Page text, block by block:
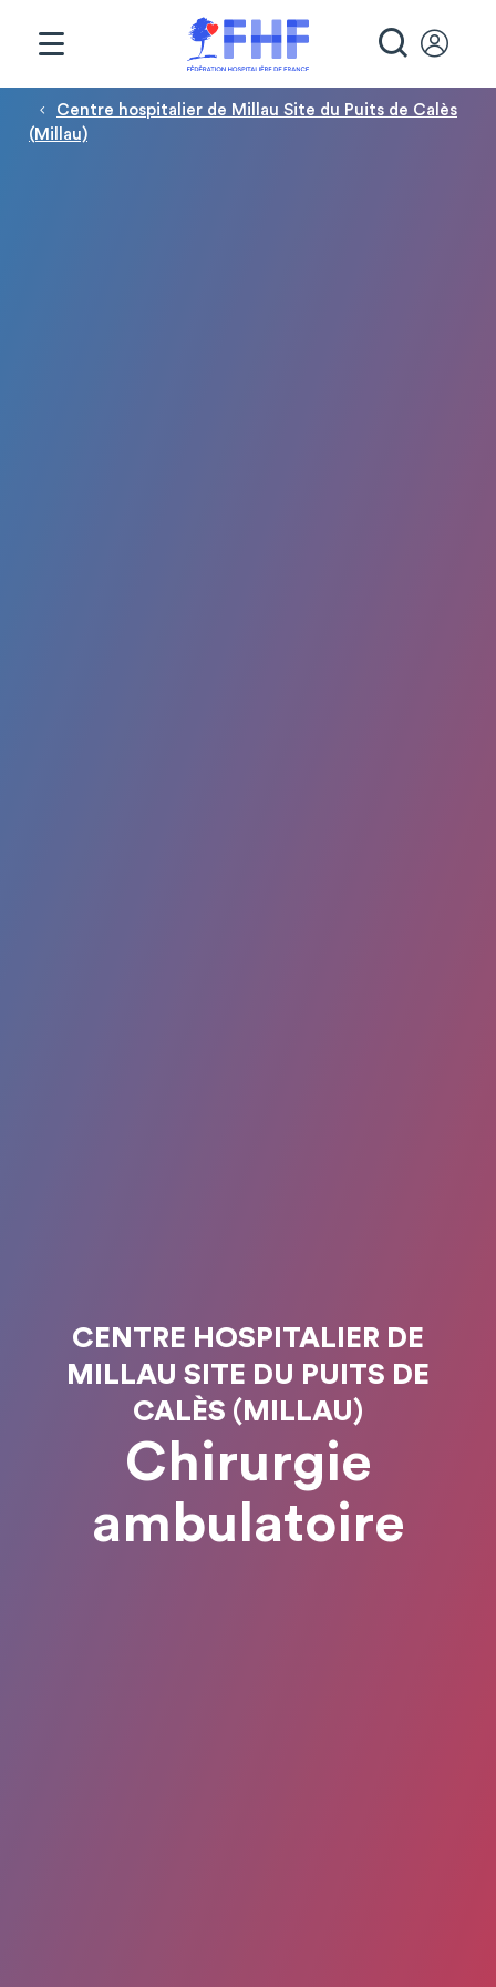
Fil d'Ariane
Centre hospitalier de Millau Site du Puits de Calès
(Millau)
CENTRE HOSPITALIER DE
MILLAU SITE DU PUITS DE
CALÈS (MILLAU)
Chirurgie
ambulatoire
Panneau de gestion des cookies